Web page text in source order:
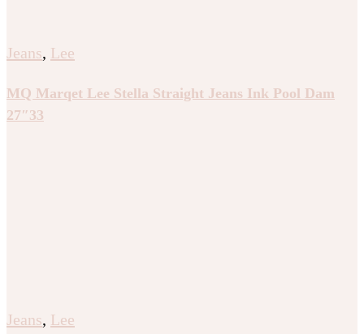
Jeans, Lee
MQ Marqet Lee Stella Straight Jeans Ink Pool Dam
27″33
Jeans, Lee